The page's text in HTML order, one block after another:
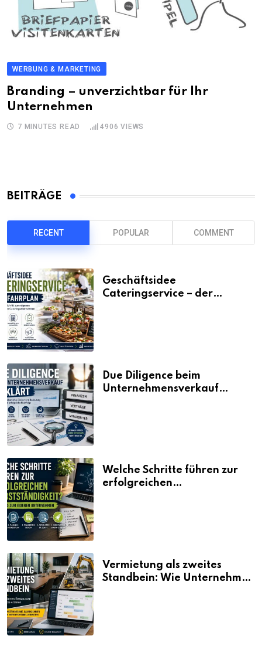
WERBUNG & MARKETING
Branding – unverzichtbar für Ihr
Unternehmen
7 MINUTES READ 4906 VIEWS
BEITRÄGE
RECENT POPULAR COMMENT
Geschäftsidee
Cateringservice – der
Due Diligence beim
Unternehmensverkauf
Welche Schritte führen zur
erfolgreichen
Vermietung als zweites
Standbein: Wie Unternehmen